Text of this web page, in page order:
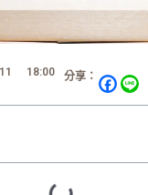
18:00 分享：